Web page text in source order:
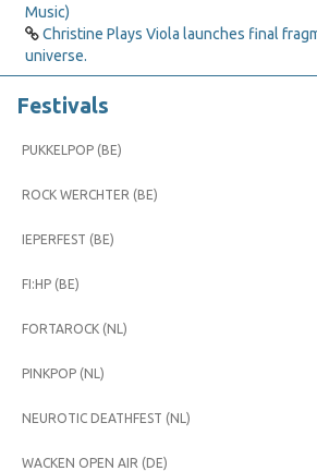
Music)
Christine Plays Viola launches final
universe.
Festivals
PUKKELPOP (BE)
ROCK WERCHTER (BE)
IEPERFEST (BE)
FI:HP (BE)
FORTAROCK (NL)
PINKPOP (NL)
NEUROTIC DEATHFEST (NL)
WACKEN OPEN AIR (DE)